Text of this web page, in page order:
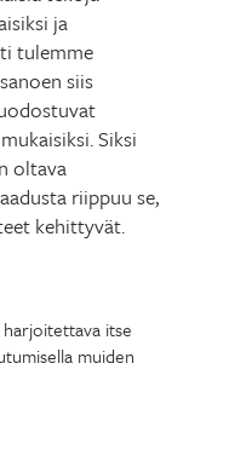
ja
tulemme
siis
Siksi
oltava
riippuu se,
kehittyvät.
itse
muiden